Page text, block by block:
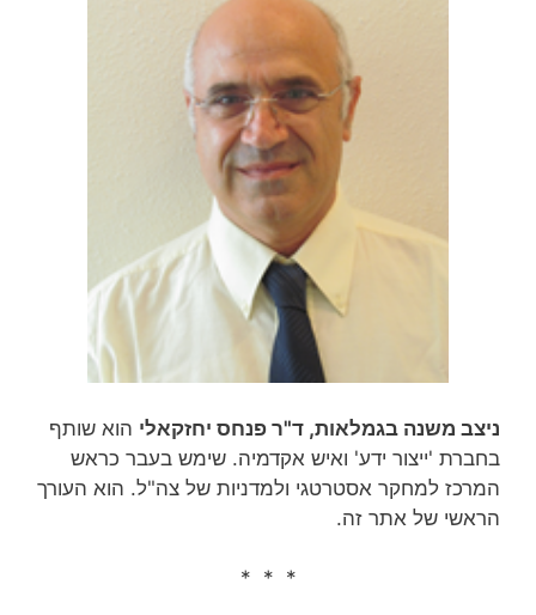
ניצב משנה בגמלאות, ד"ר פנחס יחזקאלי הוא שותף
בחברת 'ייצור ידע' ואיש אקדמיה. שימש בעבר כראש
המרכז למחקר אסטרטגי ולמדניות של צה"ל. הוא העורך
הראשי של אתר זה.
* * *